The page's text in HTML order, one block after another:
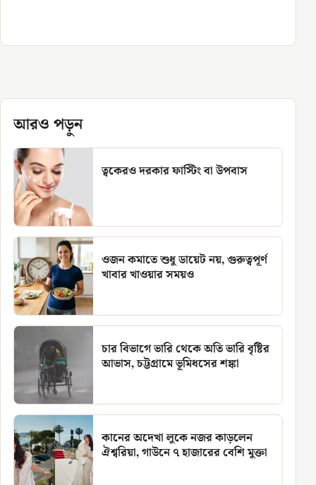
আরও পড়ুন
ত্বকেরও দরকার ফাস্টিং বা উপবাস
ওজন কমাতে শুধু ডায়েট নয়, গুরুত্বপূর্ণ
খাবার খাওয়ার সময়ও
চার বিভাগে ভারি থেকে অতি ভারি বৃষ্টির
আভাস, চট্টগ্রামে ভূমিধসের শঙ্কা
কানের অদেখা লুকে নজর কাড়লেন
ঐশ্বরিয়া, গাউনে ৭ হাজারের বেশি মুক্তা